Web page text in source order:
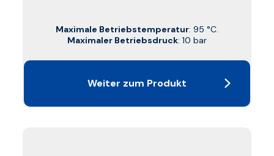
Maximale Betriebstemperatur: 95 °C.
Maximaler Betriebsdruck: 10 bar
Weiter zum Produkt